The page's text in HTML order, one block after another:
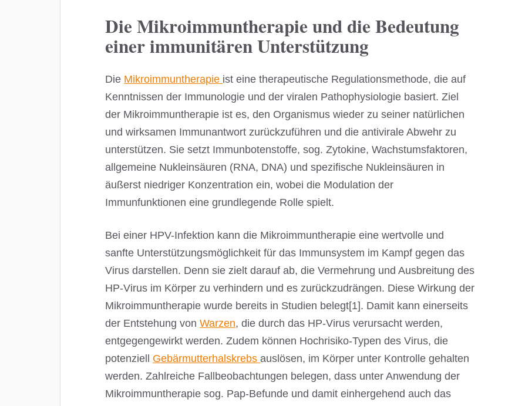
Die Mikroimmuntherapie und die Bedeutung
einer immunitären Unterstützung
Die Mikroimmuntherapie ist eine therapeutische Regulationsmethode, die auf
Kenntnissen der Immunologie und der viralen Pathophysiologie basiert. Ziel
der Mikroimmuntherapie ist es, den Organismus wieder zu seiner natürlichen
und wirksamen Immunantwort zurückzuführen und die antivirale Abwehr zu
unterstützen. Sie setzt Immunbotenstoffe, sog. Zytokine, Wachstumsfaktoren,
allgemeine Nukleinsäuren (RNA, DNA) und spezifische Nukleinsäuren in
äußerst niedriger Konzentration ein, wobei die Modulation der
Immunfunktionen eine grundlegende Rolle spielt.
Bei einer HPV-Infektion kann die Mikroimmuntherapie eine wertvolle und
sanfte Unterstützungsmöglichkeit für das Immunsystem im Kampf gegen das
Virus darstellen. Denn sie zielt darauf ab, die Vermehrung und Ausbreitung des
HP-Virus im Körper zu verhindern und es zurückzudrängen. Diese Wirkung der
Mikroimmuntherapie wurde bereits in Studien belegt[1]. Damit kann einerseits
der Entstehung vonWarzen, die durch das HP-Virus verursacht werden,
entgegengewirkt werden. Zudem können Hochrisiko-Typen des Virus, die
potenziell Gebärmutterhalskrebsauslösen, im Körper unter Kontrolle gehalten
werden. Zahlreiche Fallbeobachtungen belegen, dass unter Anwendung der
Mikroimmuntherapie sog. Pap-Befunde und damit einhergehend auch das